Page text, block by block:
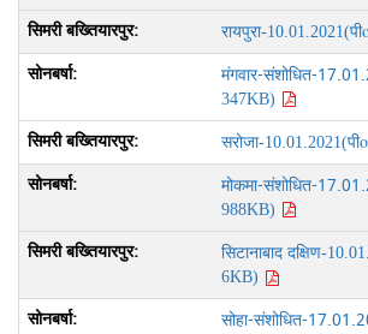
रायपुरा-10.01.2021(
मंगवार-संशोधित-
347KB)
सरोजा-10.01.2021(
मोकमा-संशोधित-
988KB)
सिटानाबाद दक्षिण-
6KB)
सोहा-संशोधित-